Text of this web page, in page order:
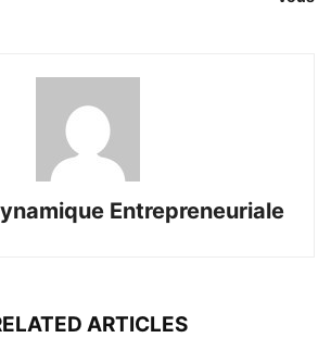
Entrepreneuriale
ARTICLES